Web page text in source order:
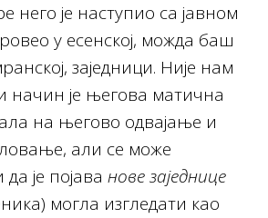
него је наступио са јавном
у есенској, можда баш
заједници. Није нам
начин је његова матична
на његово одвајање и
али се може
је појава нове заједнице
могла изгледати као